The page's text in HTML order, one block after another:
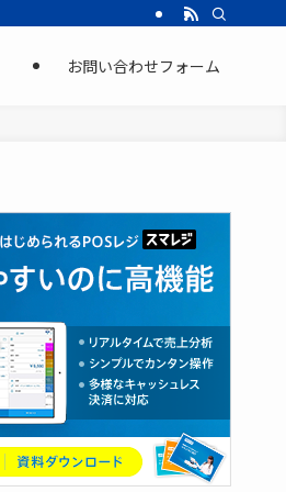
お問い合わせフォーム